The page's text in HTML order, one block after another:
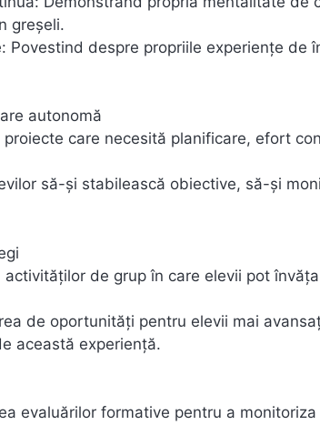
greșeli.
Povestind despre propriile experiențe de
autonomă
care necesită planificare, efort
să-și stabilească obiective, să-și
de grup în care elevii pot
de oportunități pentru elevii mai
această experiență.
evaluărilor formative pentru a